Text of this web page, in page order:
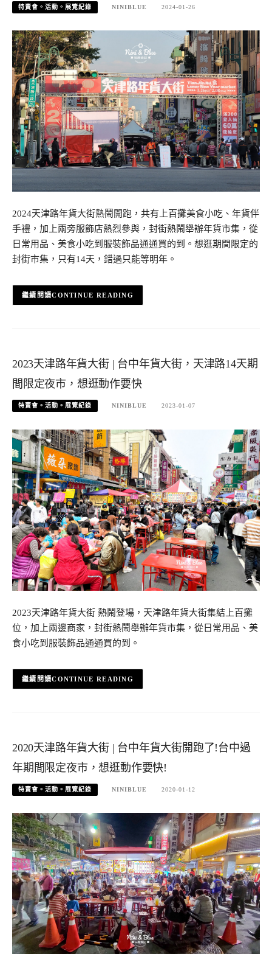
特賣會。活動。展覽紀錄 NINIBLUE 2024-01-26
2024天津路年貨大街熱鬧開跑，共有上百攤美食小吃、年貨伴
手禮，加上兩旁服飾店熱烈參與，封街熱鬧舉辦年貨市集，從
日常用品、美食小吃到服裝飾品通通買的到。想逛期間限定的
封街市集，只有14天，錯過只能等明年。
CONTINUE READING
2023天津路年貨大街 | 台中年貨大街，天津路14天期
間限定夜市，想逛動作要快
特賣會。活動。展覽紀錄 NINIBLUE 2023-01-07
2023天津路年貨大街 熱鬧登場，天津路年貨大街集結上百攤
位，加上兩邊商家，封街熱鬧舉辦年貨市集，從日常用品、美
食小吃到服裝飾品通通買的到。
CONTINUE READING
2020天津路年貨大街 | 台中年貨大街開跑了!台中過
年期間限定夜市，想逛動作要快!
特賣會。活動。展覽紀錄 NINIBLUE 2020-01-12